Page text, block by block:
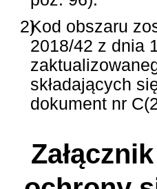
2)Kod obszaru
2018/42 z dnia
składających
dokument nr